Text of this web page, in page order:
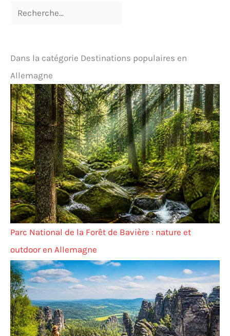
Dans la catégorie Destinations populaires en
Allemagne
Parc National de la Forêt de Bavière : nature et
outdoor en Allemagne